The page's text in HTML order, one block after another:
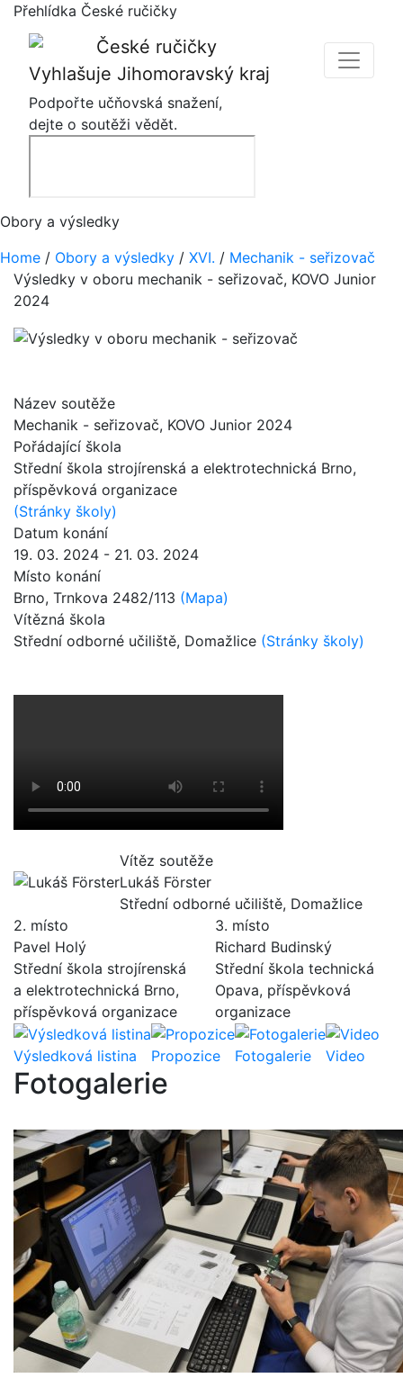
Přehlídka České ručičky
Vyhlašuje Jihomoravský kraj
Podpořte učňovská snažení,
dejte o soutěži vědět.
Obory a výsledky
Home / Obory a výsledky / XVI. / Mechanik - seřizovač
Výsledky v oboru mechanik - seřizovač, KOVO Junior
2024
Název soutěže
Mechanik - seřizovač, KOVO Junior 2024
Pořádající škola
Střední škola strojírenská a elektrotechnická Brno,
příspěvková organizace
(Stránky školy)
Datum konání
19. 03. 2024 - 21. 03. 2024
Místo konání
Brno, Trnkova 2482/113 (Mapa)
Vítězná škola
Střední odborné učiliště, Domažlice (Stránky školy)
Vítěz soutěže
Lukáš Förster
Střední odborné učiliště, Domažlice
2. místo
Pavel Holý
Střední škola strojírenská
a elektrotechnická Brno,
příspěvková organizace
3. místo
Richard Budinský
Střední škola technická
Opava, příspěvková
organizace
Výsledková listina Propozice Fotogalerie Video
Fotogalerie